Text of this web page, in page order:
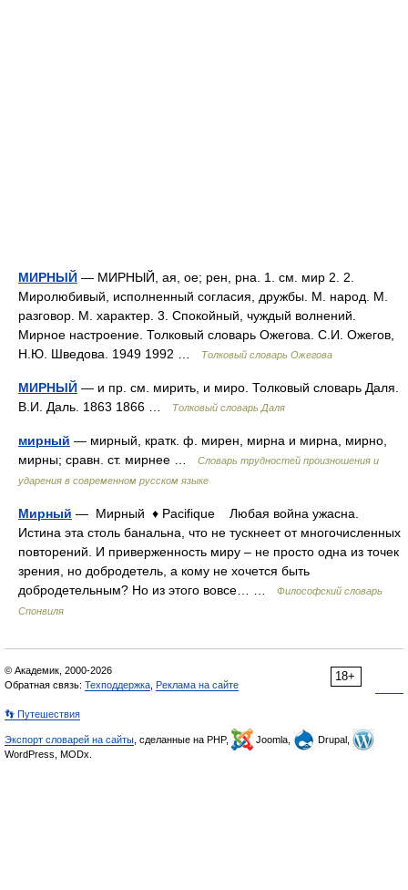
МИРНЫЙ — МИРНЫЙ, ая, ое; рен, рна. 1. см. мир 2. 2.
Миролюбивый, исполненный согласия, дружбы. М. народ. М.
разговор. М. характер. 3. Спокойный, чуждый волнений.
Мирное настроение. Толковый словарь Ожегова. С.И. Ожегов,
Н.Ю. Шведова. 1949 1992 …
Толковый словарь Ожегова
МИРНЫЙ — и пр. см. мирить, и миро. Толковый словарь Даля.
В.И. Даль. 1863 1866 …
Толковый словарь Даля
мирный — мирный, кратк. ф. мирен, мирна и мирна, мирно,
мирны; сравн. ст. мирнее …
Словарь трудностей произношения и
ударения в современном русском языке
Мирный — Мирный ♦ Pacifique Любая война ужасна.
Истина эта столь банальна, что не тускнеет от многочисленных
повторений. И приверженность миру – не просто одна из точек
зрения, но добродетель, а кому не хочется быть
добродетельным? Но из этого вовсе… …
Философский словарь
Спонвиля
18+
© Академик, 2000-2026
Обратная связь: Техподдержка Реклама на сайте
👣 Путешествия
Экспорт словарей на сайты , сделанные на PHP, Joomla,
Drupal,
WordPress, MODx.